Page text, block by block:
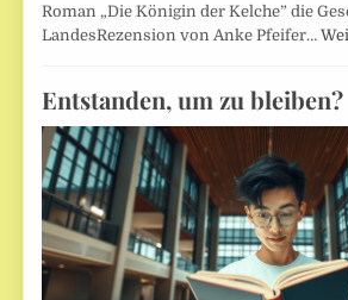
Roman „Die Königin der Kelche” die
LandesRezension von Anke Pfeifer…
Entstanden, um zu bleiben?